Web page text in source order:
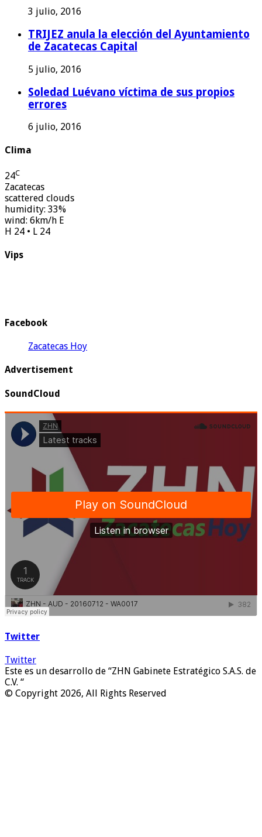
3 julio, 2016
TRIJEZ anula la elección del Ayuntamiento
de Zacatecas Capital
5 julio, 2016
Soledad Luévano víctima de sus propios
errores
6 julio, 2016
Clima
24C
Zacatecas
scattered clouds
humidity: 33%
wind: 6km/h E
H 24 • L 24
Vips
Facebook
Zacatecas Hoy
Advertisement
SoundCloud
Twitter
Twitter
Este es un desarrollo de “ZHN Gabinete Estratégico S.A.S. de
C.V. “
© Copyright 2026, All Rights Reserved